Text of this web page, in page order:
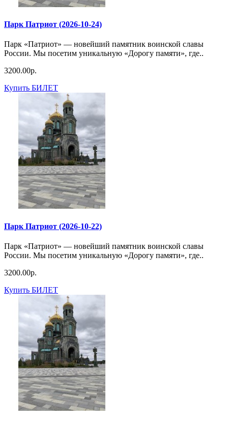
Парк Патриот (2026-10-24)
Парк «Патриот» — новейший памятник воинской славы
России. Мы посетим уникальную «Дорогу памяти», где..
3200.00р.
Купить БИЛЕТ
Парк Патриот (2026-10-22)
Парк «Патриот» — новейший памятник воинской славы
России. Мы посетим уникальную «Дорогу памяти», где..
3200.00р.
Купить БИЛЕТ